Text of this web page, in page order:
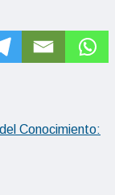
Conocimiento: